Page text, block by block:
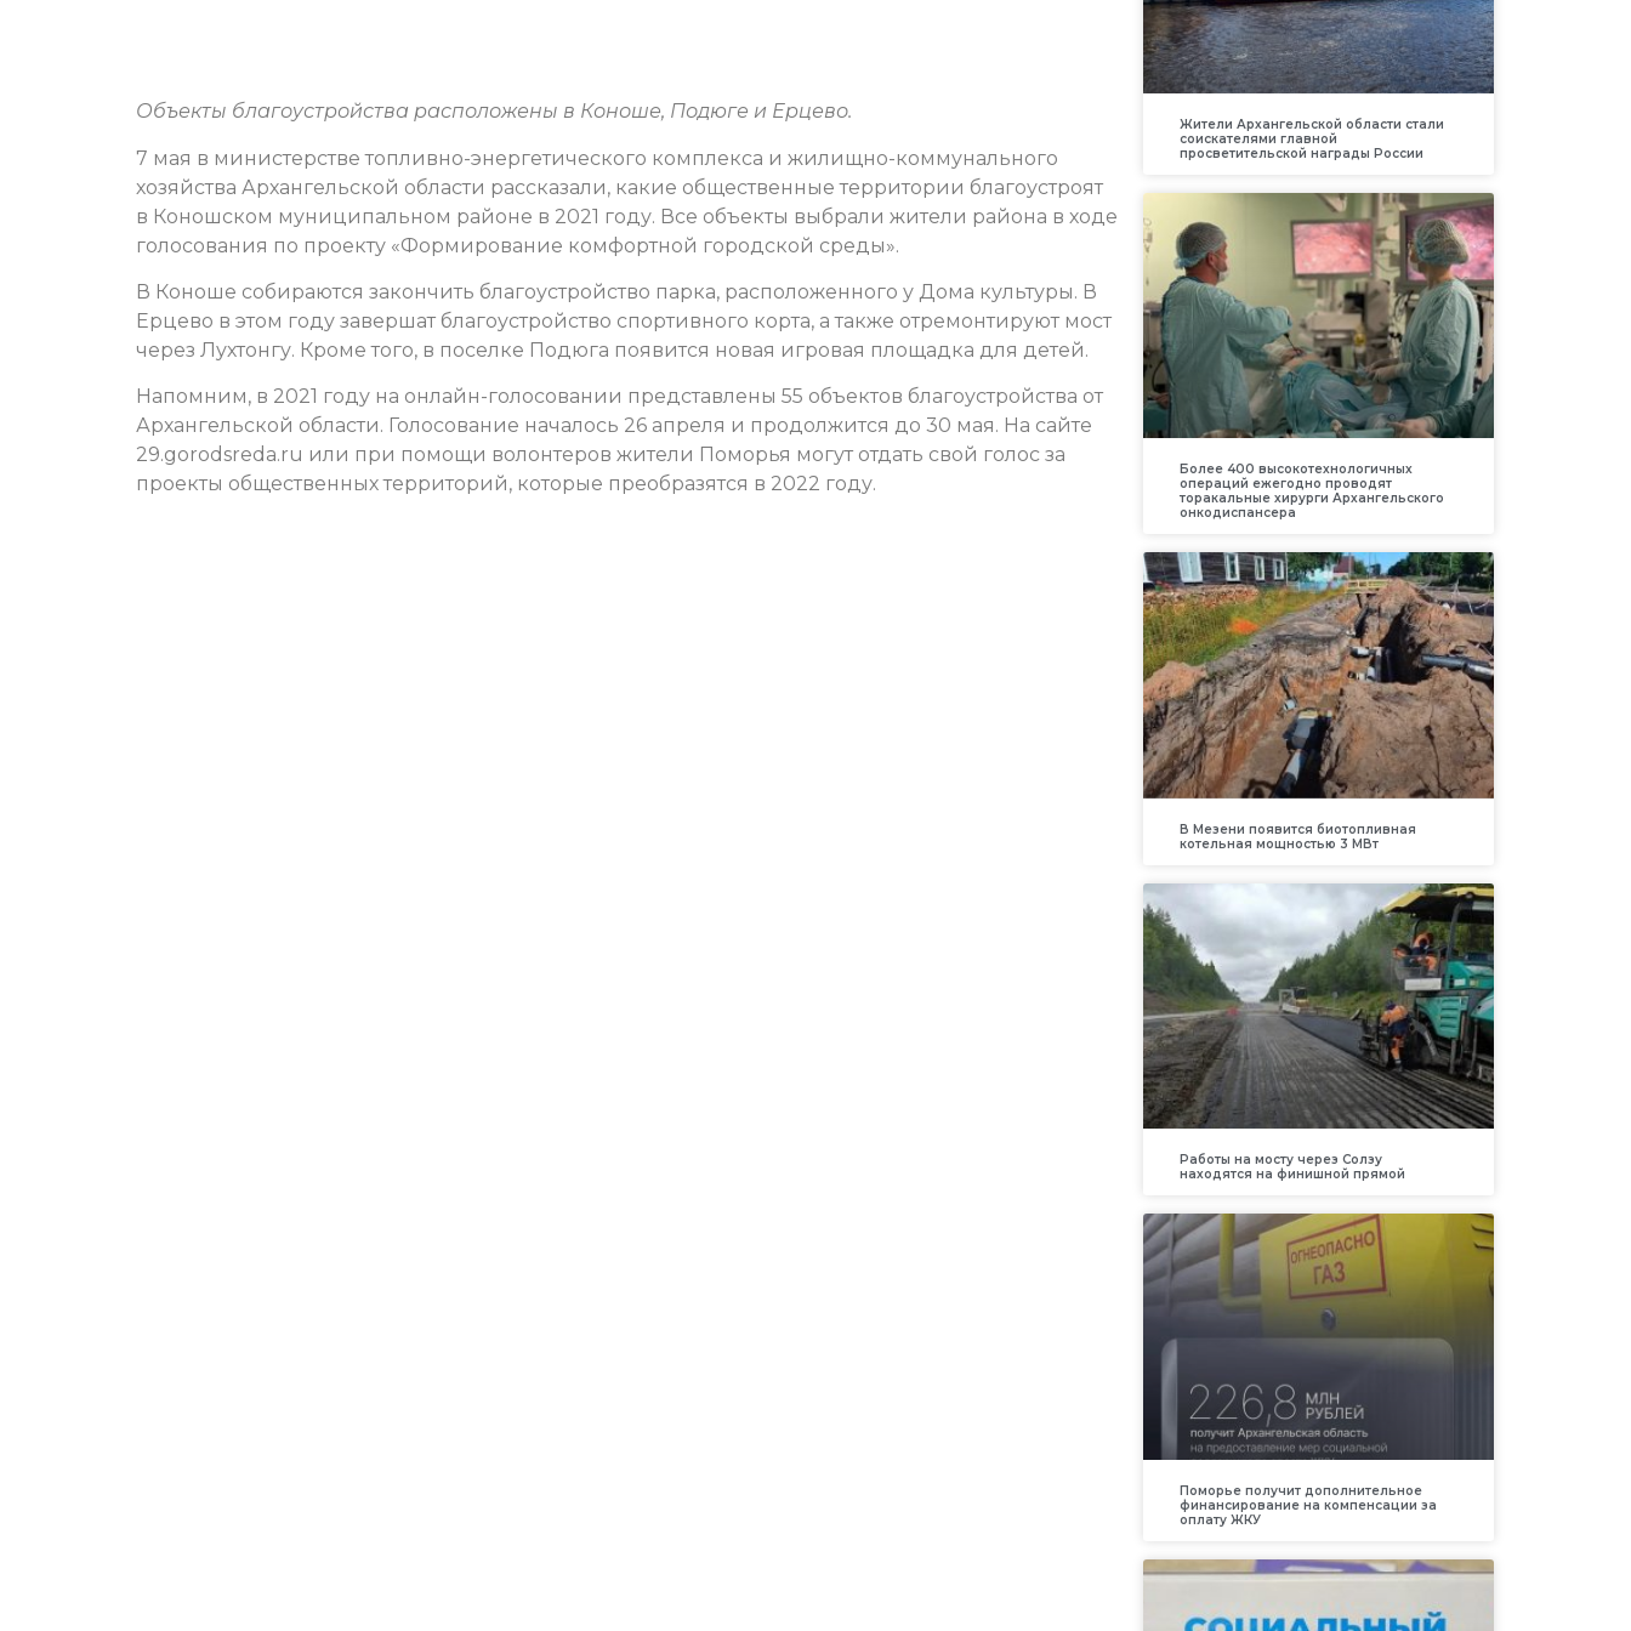
Объекты благоустройства расположены в Коноше, Подюге и Ерцево.
7 мая в министерстве топливно-энергетического комплекса и жилищно-коммунального
хозяйства Архангельской области рассказали, какие общественные территории благоустроят
в Коношском муниципальном районе в 2021 году. Все объекты выбрали жители района в ходе
голосования по проекту «Формирование комфортной городской среды».
В Коноше собираются закончить благоустройство парка, расположенного у Дома культуры. В
Ерцево в этом году завершат благоустройство спортивного корта, а также отремонтируют мост
через Лухтонгу. Кроме того, в поселке Подюга появится новая игровая площадка для детей.
Напомним, в 2021 году на онлайн-голосовании представлены 55 объектов благоустройства от
Архангельской области. Голосование началось 26 апреля и продолжится до 30 мая. На сайте
29.gorodsreda.ru или при помощи волонтеров жители Поморья могут отдать свой голос за
проекты общественных территорий, которые преобразятся в 2022 году.
Жители Архангельской области стали
соискателями главной
просветительской награды России
Более 400 высокотехнологичных
операций ежегодно проводят
торакальные хирурги Архангельского
онкодиспансера
В Мезени появится биотопливная
котельная мощностью 3 МВт
Работы на мосту через Солзу
находятся на финишной прямой
Поморье получит дополнительное
финансирование на компенсации за
оплату ЖКУ